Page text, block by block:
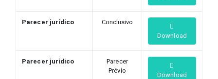
Parecer jurídico
Conclusivo
Download
Parecer jurídico
Parecer
Prévio
Download